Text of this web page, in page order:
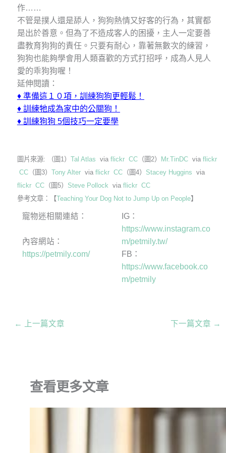
作……
不管是撲人還是舔人，狗狗熱情又好客的行為，其實都
是出於善意。但為了不造成客人的困擾，主人一定要善
盡教育狗狗的責任。只要有耐心，靠著無數次的練習，
狗狗也能夠學會用人類喜歡的方式打招呼，成為人見人
愛的乖狗狗喔！
延伸閱讀：
♦ 準備這１０項，訓練狗狗更輕鬆！
♦ 訓練牠成為家中的公關狗！
♦ 訓練狗狗 5個技巧一定要學
圖片來源: （圖1） Tal Atlas via flickr CC（圖2） Mr.TinDCvia flickr
CC（圖3） Tony Altervia flickr CC（圖4） Stacey Huggins via
flickr CC（圖5） Steve Pollock via flickr CC
參考文章：【Teaching Your Dog Not to Jump Up on People】
寵物迷相關連結：
內容網站：
https://petmily.com/
IG：
https://www.instagram.co
m/petmily.tw/
FB：
https://www.facebook.co
m/petmily
← 上一篇文章 下一篇文章 →
查看更多文章